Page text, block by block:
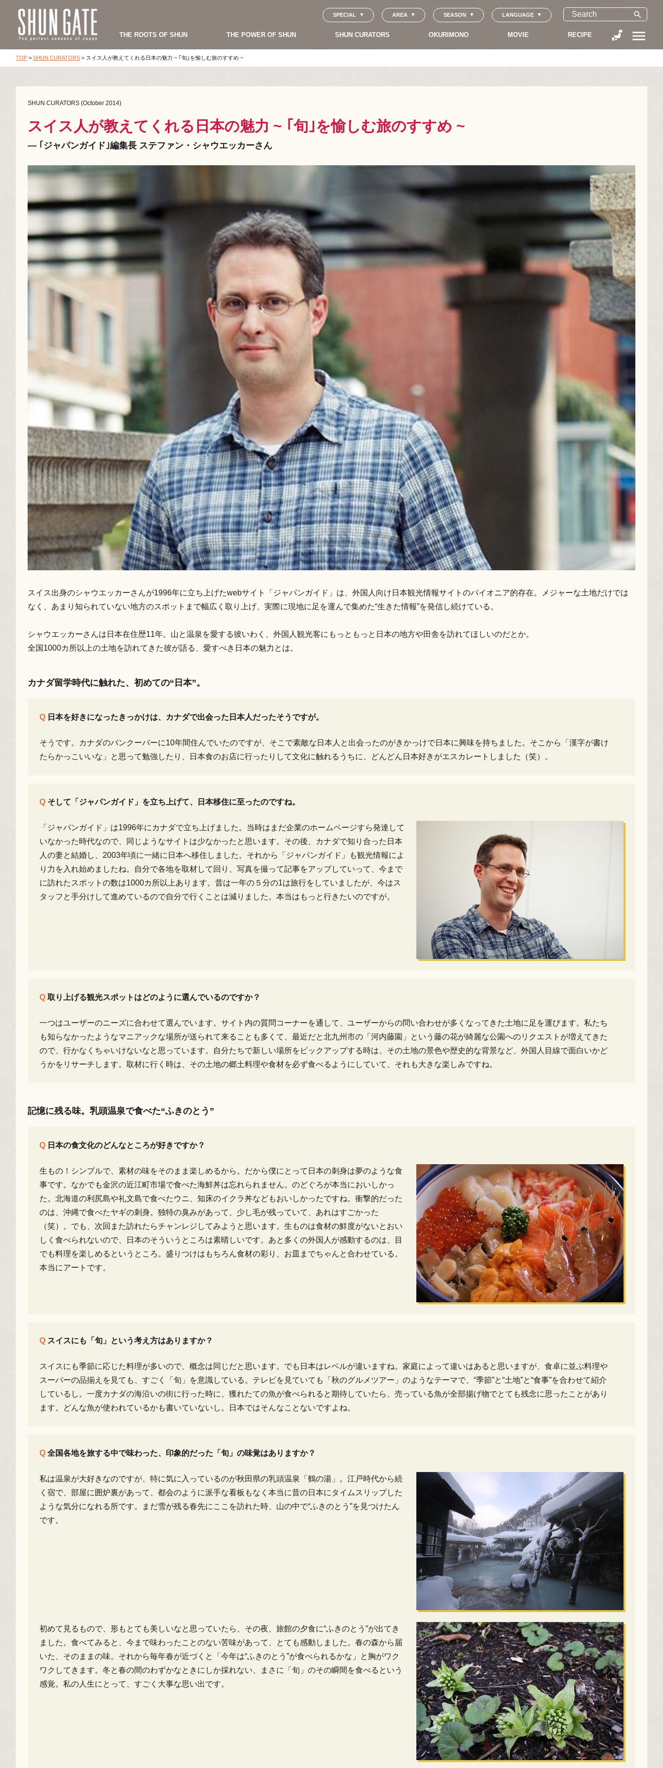
SPECIAL AREA SEASON LANGUAGE search
THE ROOTS OF SHUN THE POWER OF SHUN SHUN CURATORS OKURIMONO MOVIE RECIPE menu
TOP > SHUN CURATORS > スイス人が教えてくれる日本の魅力 ~ ｢旬｣を愉しむ旅のすすめ ~
SHUN CURATORS (October 2014)
スイス人が教えてくれる日本の魅力 ~ ｢旬｣を愉しむ旅のすすめ ~
― ｢ジャパンガイド｣編集長 ステファン・シャウエッカーさん
スイス出身のシャウエッカーさんが1996年に立ち上げたwebサイト「ジャパンガイド」は、外国人向け日本観光情報サイトのパイオニア的存在。メジャーな土地だけでは
なく、あまり知られていない地方のスポットまで幅広く取り上げ、実際に現地に足を運んで集めた“生きた情報”を発信し続けている。
シャウエッカーさんは日本在住歴11年。山と温泉を愛する彼いわく、外国人観光客にもっともっと日本の地方や田舎を訪れてほしいのだとか。
全国1000カ所以上の土地を訪れてきた彼が語る、愛すべき日本の魅力とは。
カナダ留学時代に触れた、初めての“日本”。
日本を好きになったきっかけは、カナダで出会った日本人だったそうですが。
そうです。カナダのバンクーバーに10年間住んでいたのですが、そこで素敵な日本人と出会ったのがきかっけで日本に興味を持ちました。そこから「漢字が書け
たらかっこいいな」と思って勉強したり、日本食のお店に行ったりして文化に触れるうちに、どんどん日本好きがエスカレートしました（笑）。
そして「ジャパンガイド」を立ち上げて、日本移住に至ったのですね。
「ジャパンガイド」は1996年にカナダで立ち上げました。当時はまだ企業のホームページすら発達して
いなかった時代なので、同じようなサイトは少なかったと思います。その後、カナダで知り合った日本
人の妻と結婚し、2003年頃に一緒に日本へ移住しました。それから「ジャパンガイド」も観光情報によ
り力を入れ始めましたね。自分で各地を取材して回り、写真を撮って記事をアップしていって、今まで
に訪れたスポットの数は1000カ所以上あります。昔は一年の５分の1は旅行をしていましたが、今はス
タッフと手分けして進めているので自分で行くことは減りました。本当はもっと行きたいのですが。
取り上げる観光スポットはどのように選んでいるのですか？
一つはユーザーのニーズに合わせて選んでいます。サイト内の質問コーナーを通して、ユーザーからの問い合わせが多くなってきた土地に足を運びます。私たち
も知らなかったようなマニアックな場所が送られて来ることも多くて、最近だと北九州市の「河内藤園」という藤の花が綺麗な公園へのリクエストが増えてきた
ので、行かなくちゃいけないなと思っています。自分たちで新しい場所をピックアップする時は、その土地の景色や歴史的な背景など、外国人目線で面白いかど
うかをリサーチします。取材に行く時は、その土地の郷土料理や食材を必ず食べるようにしていて、それも大きな楽しみですね。
記憶に残る味。乳頭温泉で食べた“ふきのとう”
日本の食文化のどんなところが好きですか？
生もの！シンプルで、素材の味をそのまま楽しめるから。だから僕にとって日本の刺身は夢のような食
事です。なかでも金沢の近江町市場で食べた海鮮丼は忘れられません。のどぐろが本当においしかっ
た。北海道の利尻島や礼文島で食べたウニ、知床のイクラ丼などもおいしかったですね。衝撃的だった
のは、沖縄で食べたヤギの刺身。独特の臭みがあって、少し毛が残っていて、あれはすごかった
（笑）。でも、次回また訪れたらチャンレジしてみようと思います。生ものは食材の鮮度がないとおい
しく食べられないので、日本のそういうところは素晴しいです。あと多くの外国人が感動するのは、目
でも料理を楽しめるというところ。盛りつけはもちろん食材の彩り、お皿までちゃんと合わせている。
本当にアートです。
スイスにも「旬」という考え方はありますか？
スイスにも季節に応じた料理が多いので、概念は同じだと思います。でも日本はレベルが違いますね。家庭によって違いはあると思いますが、食卓に並ぶ料理や
スーパーの品揃えを見ても、すごく「旬」を意識している。テレビを見ていても「秋のグルメツアー」のようなテーマで、“季節”と“土地”と“食事”を合わせて紹介
しているし。一度カナダの海沿いの街に行った時に、獲れたての魚が食べられると期待していたら、売っている魚が全部揚げ物でとても残念に思ったことがあり
ます。どんな魚が使われているかも書いていないし。日本ではそんなことないですよね。
全国各地を旅する中で味わった、印象的だった「旬」の味覚はありますか？
私は温泉が大好きなのですが、特に気に入っているのが秋田県の乳頭温泉「鶴の湯」。江戸時代から続
く宿で、部屋に囲炉裏があって、都会のように派手な看板もなく本当に昔の日本にタイムスリップした
ような気分になれる所です。まだ雪が残る春先にここを訪れた時、山の中で“ふきのとう”を見つけたん
です。
初めて見るもので、形もとても美しいなと思っていたら、その夜、旅館の夕食に“ふきのとう”が出てき
ました。食べてみると、今まで味わったことのない苦味があって、とても感動しました。春の森から届
いた、そのままの味。それから毎年春が近づくと「今年は“ふきのとう”が食べられるかな」と胸がワク
ワクしてきます。冬と春の間のわずかなときにしか採れない、まさに「旬」のその瞬間を食べるという
感覚。私の人生にとって、すごく大事な思い出です。